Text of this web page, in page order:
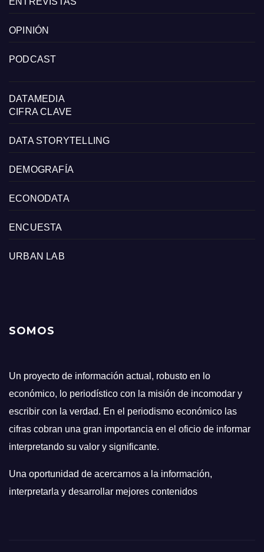
OPINIÓN
PODCAST
DATAMEDIA
CIFRA CLAVE
DATA STORYTELLING
DEMOGRAFÍA
ECONODATA
ENCUESTA
URBAN LAB
SOMOS
Un proyecto de información actual, robusto en lo
económico, lo periodístico con la misión de incomodar y
escribir con la verdad. En el periodismo económico las
cifras cobran una gran importancia en el oficio de informar
interpretando su valor y significante.
Una oportunidad de acercarnos a la información,
interpretarla y desarrollar mejores contenidos